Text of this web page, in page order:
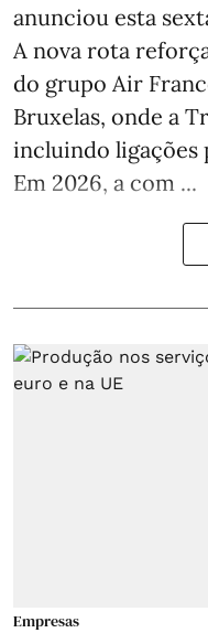
anunciou esta
A nova rota
do grupo Air
Bruxelas, onde a
incluindo ligações
Em 2026, a com ...
Empresas